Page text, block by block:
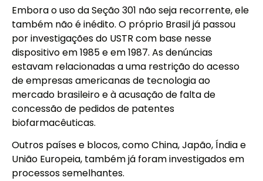
Embora o uso da Seção 301 não seja recorrente, ele
também não é inédito. O próprio Brasil já passou
por investigações do USTR com base nesse
dispositivo em 1985 e em 1987. As denúncias
estavam relacionadas a uma restrição do acesso
de empresas americanas de tecnologia ao
mercado brasileiro e à acusação de falta de
concessão de pedidos de patentes
biofarmacêuticas.
Outros países e blocos, como China, Japão, Índia e
União Europeia, também já foram investigados em
processos semelhantes.